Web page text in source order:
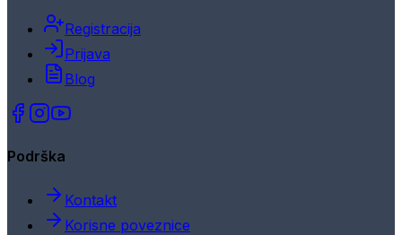
Registracija
Prijava
Blog
Podrška
Kontakt
Korisne poveznice